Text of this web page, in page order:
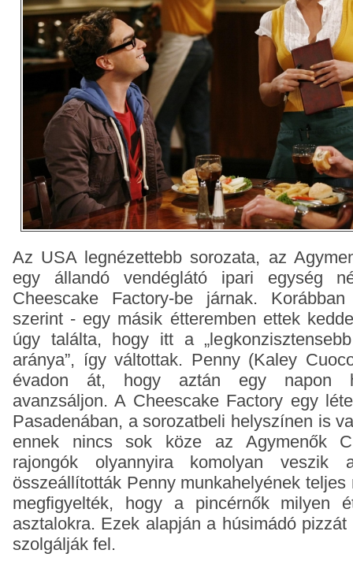
Az USA legnézettebb sorozata, az
egy állandó vendéglátó ipari egység
Cheescake Factory-be járnak.
szerint - egy másik étteremben ettek
úgy találta, hogy itt a
aránya”, így váltottak. Penny (Kaley
évadon át, hogy aztán egy napon
avanzsáljon. A Cheescake Factory egy
Pasadenában, a sorozatbeli helyszínen is
ennek nincs sok köze az Agymenők
rajongók olyannyira komolyan veszik
összeállították Penny munkahelyének
megfigyelték, hogy a pincérnők milyen
asztalokra. Ezek alapján a húsimádó
szolgálják fel.